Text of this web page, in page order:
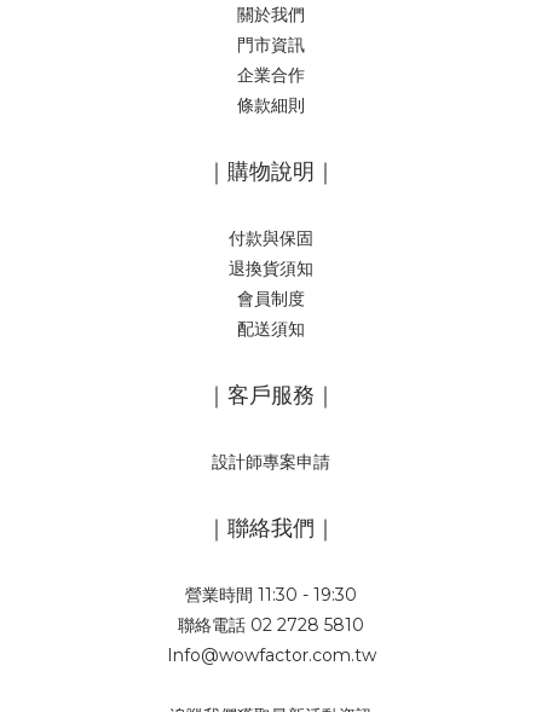
關於我們
門市資訊
企業合作
條款細則
｜購物說明｜
付款與保固
退換貨須知
會員制度
配送須知
｜客戶服務｜
設計師專案申請
｜聯絡我們｜
營業時間 11:30 - 19:30
聯絡電話 02 2728 5810
Info@wowfactor.com.tw